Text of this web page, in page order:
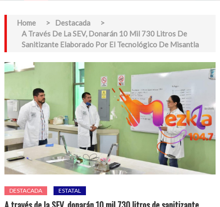
Home > Destacada
>
A Través De La SEV, Donarán 10 Mil 730 Litros De
Sanitizante Elaborado Por El Tecnológico De Misantla
DESTACADA ESTATAL